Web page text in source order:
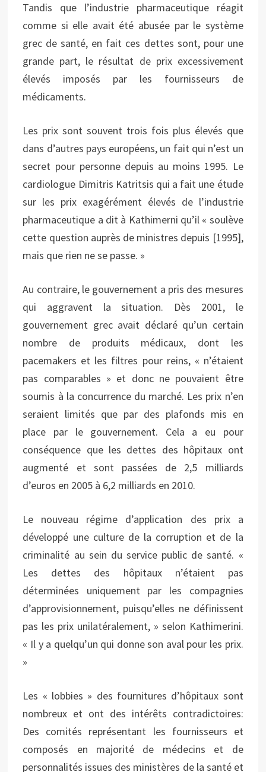
Tandis que l’industrie pharmaceutique réagit
comme si elle avait été abusée par le système
grec de santé, en fait ces dettes sont, pour une
grande part, le résultat de prix excessivement
élevés imposés par les fournisseurs de
médicaments.
Les prix sont souvent trois fois plus élevés que
dans d’autres pays européens, un fait qui n’est un
secret pour personne depuis au moins 1995. Le
cardiologue Dimitris Katritsis qui a fait une étude
sur les prix exagérément élevés de l’industrie
pharmaceutique a dit à Kathimerni qu’il « soulève
cette question auprès de ministres depuis [1995],
mais que rien ne se passe. »
Au contraire, le gouvernement a pris des mesures
qui aggravent la situation. Dès 2001, le
gouvernement grec avait déclaré qu’un certain
nombre de produits médicaux, dont les
pacemakers et les filtres pour reins, « n’étaient
pas comparables » et donc ne pouvaient être
soumis à la concurrence du marché. Les prix n’en
seraient limités que par des plafonds mis en
place par le gouvernement. Cela a eu pour
conséquence que les dettes des hôpitaux ont
augmenté et sont passées de 2,5 milliards
d’euros en 2005 à 6,2 milliards en 2010.
Le nouveau régime d’application des prix a
développé une culture de la corruption et de la
criminalité au sein du service public de santé. «
Les dettes des hôpitaux n’étaient pas
déterminées uniquement par les compagnies
d’approvisionnement, puisqu’elles ne définissent
pas les prix unilatéralement, » selon Kathimerini.
« Il y a quelqu’un qui donne son aval pour les prix.
»
Les « lobbies » des fournitures d’hôpitaux sont
nombreux et ont des intérêts contradictoires:
Des comités représentant les fournisseurs et
composés en majorité de médecins et de
personnalités issues des ministères de la santé et